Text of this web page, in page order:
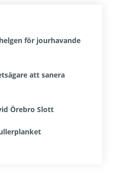
för jourhavande
att sanera
Örebro Slott